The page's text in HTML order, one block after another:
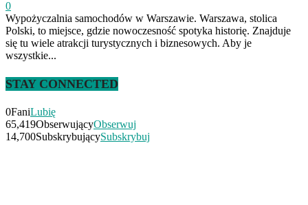
0
Wypożyczalnia samochodów w Warszawie. Warszawa, stolica
Polski, to miejsce, gdzie nowoczesność spotyka historię. Znajduje
się tu wiele atrakcji turystycznych i biznesowych. Aby je
wszystkie...
STAY CONNECTED
0FaniLubię
65,419ObserwującyObserwuj
14,700SubskrybującySubskrybuj